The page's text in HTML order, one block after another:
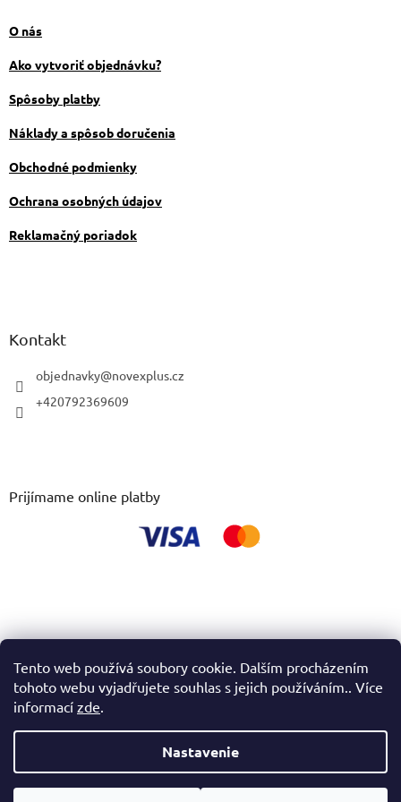
Tento web používá soubory cookie. Dalším procházením
tohoto webu vyjadřujete souhlas s jejich používáním.. Více
informací zde.
Nastavenie
O nás
Ako vytvoriť objednávku?
Spôsoby platby
Náklady a spôsob doručenia
Obchodné podmienky
Ochrana osobných údajov
Reklamačný poriadok
Kontakt
objednavky@novexplus.cz
+420792369609
Prijímame online platby
Vytvoril Shoptet